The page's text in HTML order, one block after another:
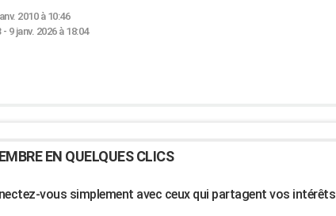
2010 à 10:46
- 9 janv. 2026 à 18:04
EN QUELQUES CLICS
vous simplement avec ceux qui partagent vos intérêts